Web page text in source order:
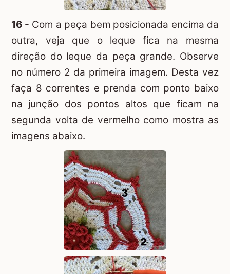
16 - Com a peça bem posicionada encima da
outra, veja que o leque fica na mesma
direção do leque da peça grande. Observe
no número 2 da primeira imagem. Desta vez
faça 8 correntes e prenda com ponto baixo
na junção dos pontos altos que ficam na
segunda volta de vermelho como mostra as
imagens abaixo.